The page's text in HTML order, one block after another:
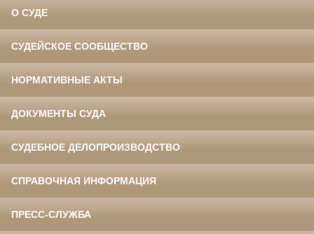
О СУДЕ
СУДЕЙСКОЕ СООБЩЕСТВО
НОРМАТИВНЫЕ АКТЫ
ДОКУМЕНТЫ СУДА
СУДЕБНОЕ ДЕЛОПРОИЗВОДСТВО
СПРАВОЧНАЯ ИНФОРМАЦИЯ
ПРЕСС-СЛУЖБА